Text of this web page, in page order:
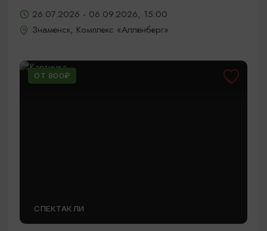
26.07.2026 - 06.09.2026, 15:00
Знаменск, Комплекс «Алленберг»
ОТ 800₽
СПЕКТАКЛИ